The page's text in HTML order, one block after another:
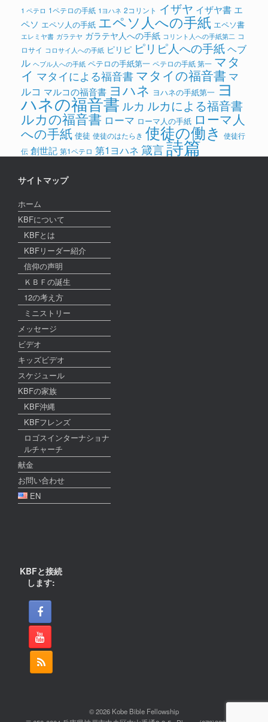
1 ペテロ 1ペテロの手紙 1ヨハネ 2コリント イザヤ イザヤ書 エ
ペソ エペソ人の手紙 エペソ人への手紙 エペソ書
エレミヤ書 ガラテヤ ガラテヤ人への手紙 コリント人への手紙第二 コ
ロサイ コロサイ人への手紙 ピリピ ピリピ人への手紙ヘブ
ル ヘブル人への手紙 ペテロの手紙第一 ペテロの手紙 第一 マタ
イ マタイによる福音書 マタイの福音書 マ
ルコ マルコの福音書 ヨハネ ヨハネの手紙第一 ヨ
ハネの福音書 ルカ ルカによる福音書
ルカの福音書 ローマ ローマ人の手紙 ローマ人
への手紙 使徒 使徒のはたらき 使徒の働き 使徒行
伝 創世記 第1ペテロ 第1ヨハネ 箴言詩篇
サイトマップ
ホーム
KBFについて
KBFとは
KBFリーダー紹介
信仰の声明
ＫＢＦの誕生
12の考え方
ミニストリー
メッセージ
ビデオ
キッズビデオ
スケジュール
KBFの家族
KBF沖縄
KBFフレンズ
ロゴスインターナショナ
ルチャーチ
献金
お問い合わせ
EN
KBFと接続
します:
© 2026 Kobe Bible Fellowship